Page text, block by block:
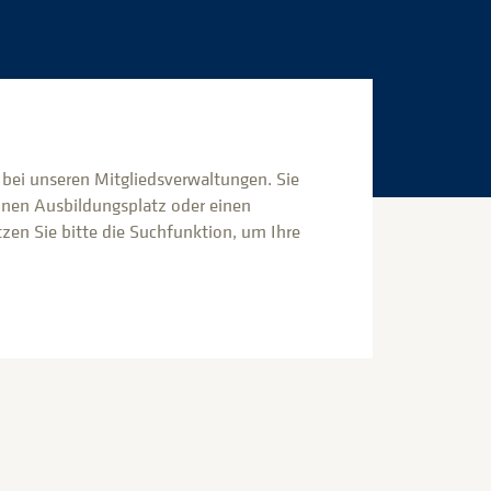
unseren Mitgliedsverwaltungen. Sie
Ausbildungsplatz oder einen
Sie bitte die Suchfunktion, um Ihre